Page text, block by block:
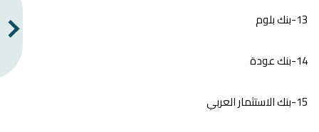
13-بنك بلوم
14-بنك عودة
15-بنك الاستثمار العربي